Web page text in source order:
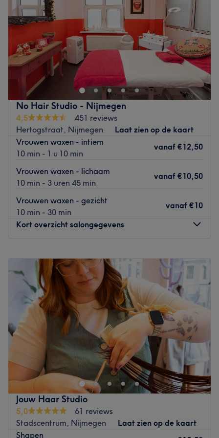
De extra’s: De salon is gemakkelijk bereikbaar met het
openbaar vervoer en biedt een unieke combinatie van
ontspanning en verzorging voor zowel volwassenen als
baby’s.
Go to venue
Vrijdag
11:00–
18:00
Zaterdag
11:00–
Zondag
11:30–18:00
.
Go to venue
No Hair Studio - Nijmegen
4,5
451 reviews
Hertogstraat, Nijmegen
Laat zien op de kaart
Vrouwen waxen - intiem
10 min - 1 u 10 min
vanaf €12,50
Vrouwen waxen - lichaam
10 min - 3 uren 45 min
vanaf €10,50
Vrouwen waxen - gezicht
10 min - 30 min
vanaf €10
Kort overzicht salongegevens
Dinsdag
09:00– 13:15
Woensdag
14:45–
20:15
Donderdag
Gesloten
Vrijdag
Gesloten
Zaterdag
Gesloten
Zondag
Gesloten
No Hair Studio op de Berg en Dalseweg maakt
permanent ontharen toegankelijk voor iedereen door het
voeren van betaalbare prijzen. Ze maken gebruik van de
allermodernste apparatuur en hebben jarenlange
ervaring met definitieve ontharing. De specialistes
worden continu bijgeschoold en professionaliteit en
betrouwbaarheid staan hoog in het vaandel. Ook zijn ze
specialist op het gebied van tijdelijk ontharen. De
Jouw Haar Studio
5,0
61 reviews
Stadscentrum, Nijmegen
Laat zien op de kaart
Shapen